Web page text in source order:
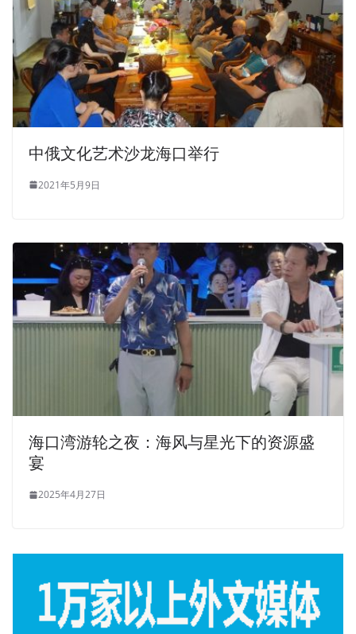
中俄文化艺术沙龙海口举行
2021年5月9日
海口湾游轮之夜：海风与星光下的资源盛
宴
2025年4月27日